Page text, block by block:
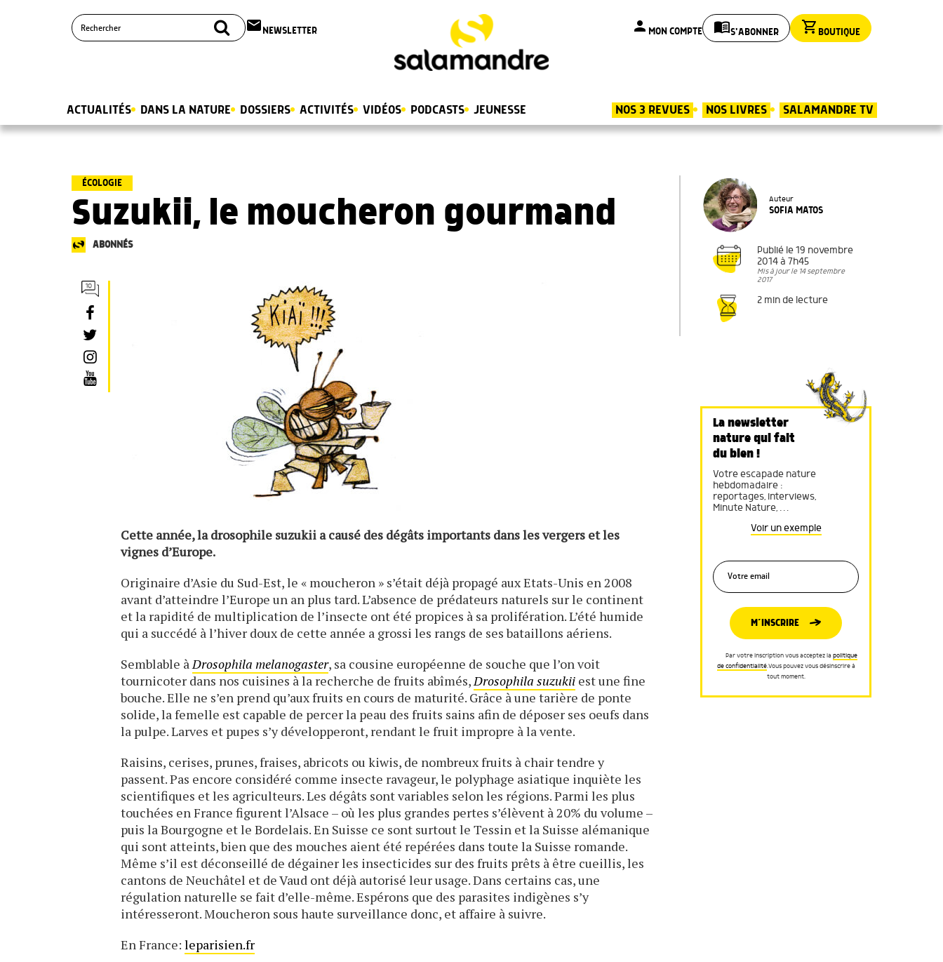
email NEWSLETTER person MON COMPTE menu_bookS'ABONNER shopping_cart BOUTIQUE
ACTUALITÉS DANS LA NATURE DOSSIERS ACTIVITÉS VIDÉOS PODCASTS JEUNESSE NOS 3 REVUES NOS LIVRES SALAMANDRE TV
ÉCOLOGIE
Suzukii, le moucheron gourmand
ABONNÉS
Cette année, la drosophile suzukii a causé des dégâts importants dans les vergers et les
vignes d’Europe.
Originaire d’Asie du Sud-Est, le « moucheron » s’était déjà propagé aux Etats-Unis en 2008
avant d’atteindre l’Europe un an plus tard. L’absence de prédateurs naturels sur le continent
et la rapidité de multiplication de l’insecte ont été propices à sa prolifération. L’été humide
qui a succédé à l’hiver doux de cette année a grossi les rangs de ses bataillons aériens.
Semblable àDrosophila melanogaster, sa cousine européenne de souche que l’on voit
tournicoter dans nos cuisines à la recherche de fruits abîmés,Drosophila suzukii est une fine
bouche. Elle ne s’en prend qu’aux fruits en cours de maturité. Grâce à une tarière de ponte
solide, la femelle est capable de percer la peau des fruits sains afin de déposer ses oeufs dans
la pulpe. Larves et pupes s’y développeront, rendant le fruit impropre à la vente.
Raisins, cerises, prunes, fraises, abricots ou kiwis, de nombreux fruits à chair tendre y
passent. Pas encore considéré comme insecte ravageur, le polyphage asiatique inquiète les
scientifiques et les agriculteurs. Les dégâts sont variables selon les régions. Parmi les plus
touchées en France figurent l’Alsace – où les plus grandes pertes s’élèvent à 20% du volume –
puis la Bourgogne et le Bordelais. En Suisse ce sont surtout le Tessin et la Suisse alémanique
qui sont atteints, bien que des mouches aient été repérées dans toute la Suisse romande.
Même s’il est déconseillé de dégainer les insecticides sur des fruits prêts à être cueillis, les
cantons de Neuchâtel et de Vaud ont déjà autorisé leur usage. Dans certains cas, une
régulation naturelle se fait d’elle-même. Espérons que des parasites indigènes s’y
intéresseront. Moucheron sous haute surveillance donc, et affaire à suivre.
En France:leparisien.fr
Auteur
SOFIA MATOS
Publié le 19 novembre
2014 à 7h45
Mis à jour le 14 septembre
2017
2 min de lecture
La newsletter
nature qui fait
du bien !
Votre escapade nature
hebdomadaire :
reportages, interviews,
Minute Nature, …
Voir un exemple
M’INSCRIRE
Par votre inscription vous acceptez la politique
de confidentialité.Vous pouvez vous désinscrire à
tout moment.